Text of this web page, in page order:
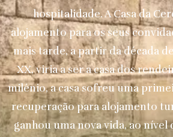
hospitalidade. A Casa da
alojamento para os seus
mais tarde, a partir da década
XX, viria a ser a casa dos
milénio, a casa sofreu uma
recuperação para alojamento
ganhou uma nova vida, ao